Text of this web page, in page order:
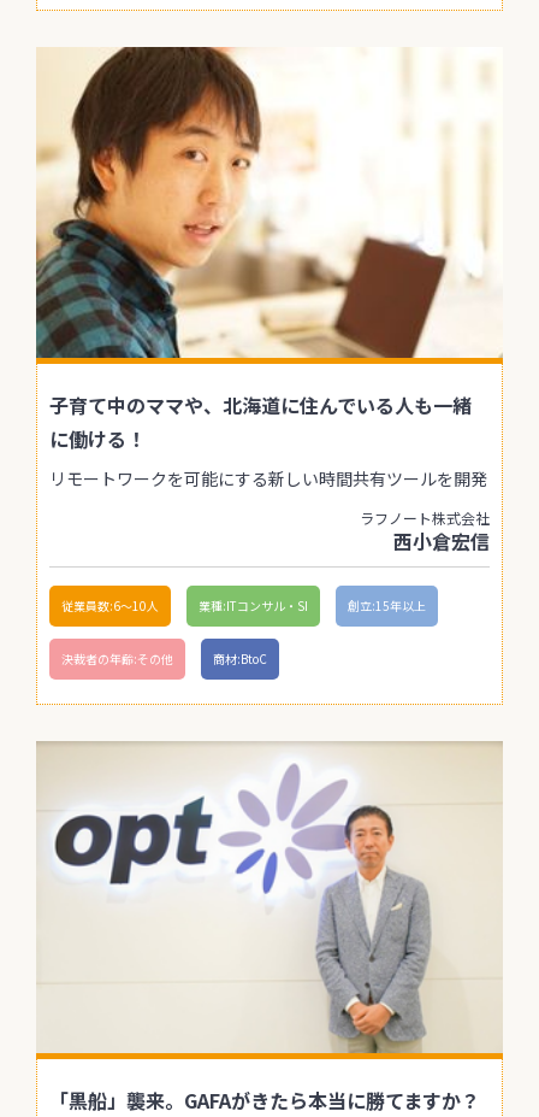
子育て中のママや、北海道に住んでいる人も一緒
に働ける！
リモートワークを可能にする新しい時間共有ツールを開発
ラフノート株式会社
西小倉宏信
従業員数:6～10人 業種:ITコンサル・SI 創立:15年以上
決裁者の年齢:その他 商材:BtoC
「黒船」襲来。GAFAがきたら本当に勝てますか？